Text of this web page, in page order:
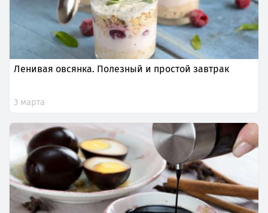
Ленивая овсянка. Полезный и простой завтрак
3 марта